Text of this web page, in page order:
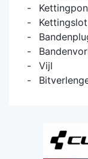
Kettingslot
Vijl